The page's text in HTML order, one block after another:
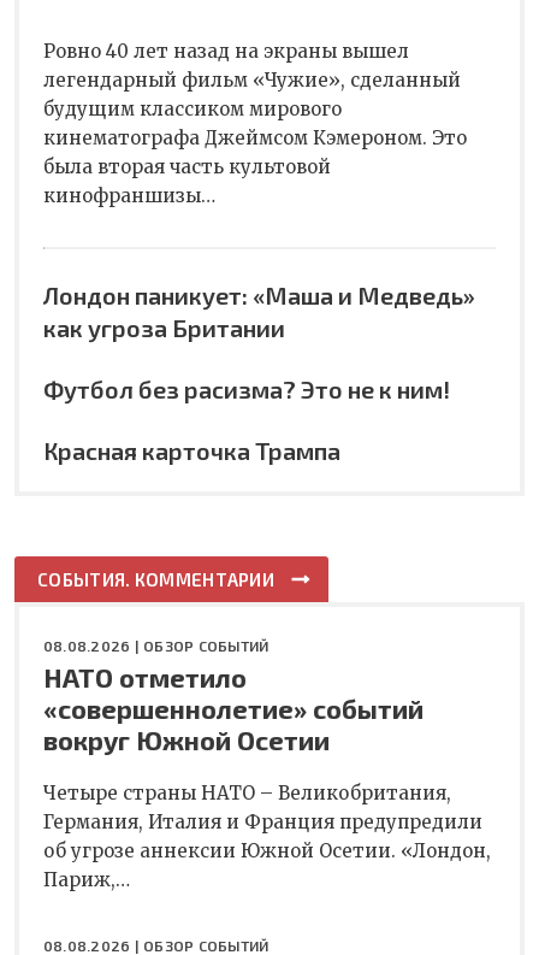
Ровно 40 лет назад на экраны вышел
легендарный фильм «Чужие», сделанный
будущим классиком мирового
кинематографа Джеймсом Кэмероном. Это
была вторая часть культовой
кинофраншизы…
Лондон паникует: «Маша и Медведь»
как угроза Британии
Футбол без расизма? Это не к ним!
Красная карточка Трампа
СОБЫТИЯ. КОММЕНТАРИИ
08.08.2026 | ОБЗОР СОБЫТИЙ
НАТО отметило
«совершеннолетие» событий
вокруг Южной Осетии
Четыре страны НАТО – Великобритания,
Германия, Италия и Франция предупредили
об угрозе аннексии Южной Осетии. «Лондон,
Париж,…
08.08.2026 | ОБЗОР СОБЫТИЙ